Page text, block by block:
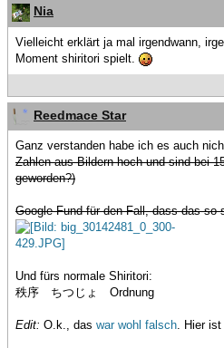
Nia
Vielleicht erklärt ja mal irgendwann,
Moment shiritori spielt.
Reedmace Star
Ganz verstanden habe ich es auch
Zahlen aus Bildern hoch und sind bei
geworden?)
Google-Fund für den Fall, dass das so
Und fürs normale Shiritori:
秩序 ちつじょ Ordnung
Edit: O.k., das war wohl falsch. Hier